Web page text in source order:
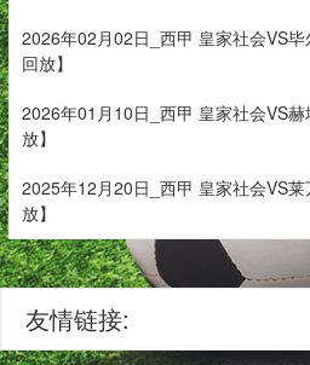
2026年02月02日_西甲 皇家社会VS
回放】
2026年01月10日_西甲 皇家社会VS
放】
2025年12月20日_西甲 皇家社会VS
放】
友情链接: